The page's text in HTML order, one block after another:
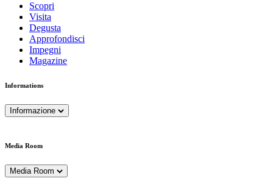
Scopri
Visita
Degusta
Approfondisci
Impegni
Magazine
Informations
Informazione
Media Room
Media Room